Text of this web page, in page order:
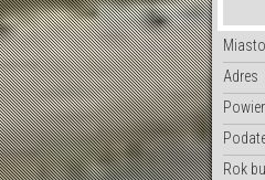
Miasto
Adres
Rok